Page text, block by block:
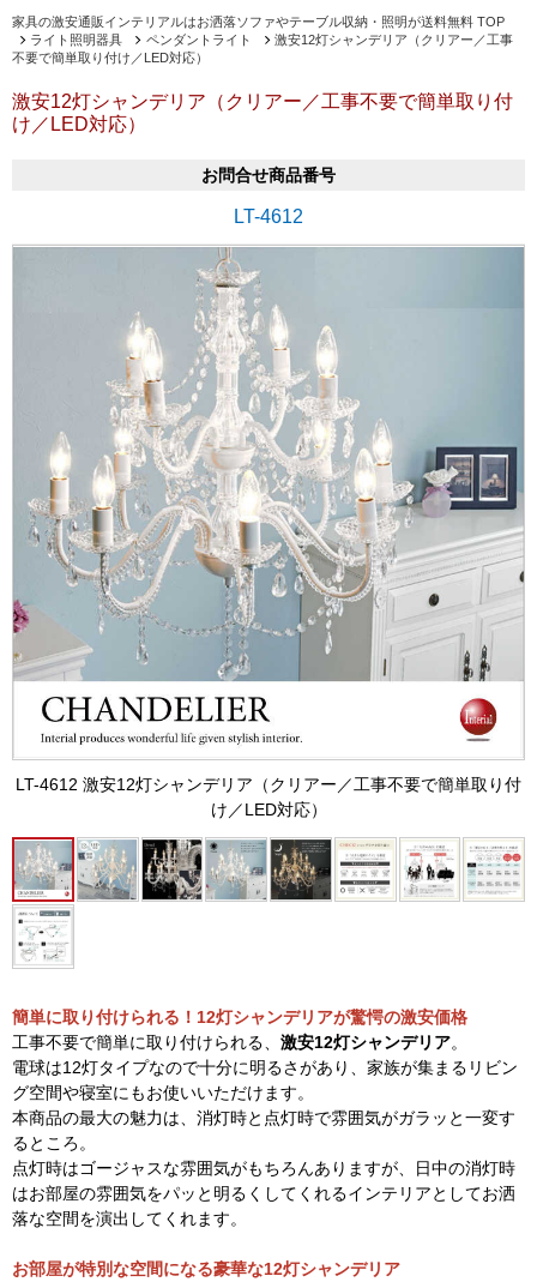
家具の激安通販インテリアルはお洒落ソファやテーブル収納・照明が送料無料 TOP
ライト照明器具
ペンダントライト
激安12灯シャンデリア（クリアー／工事
不要で簡単取り付け／LED対応）
激安12灯シャンデリア（クリアー／工事不要で簡単取り付
け／LED対応）
お問合せ商品番号
LT-4612
LT-4612 激安12灯シャンデリア（クリアー／工事不要で簡単取り付
け／LED対応）
簡単に取り付けられる！12灯シャンデリアが驚愕の激安価格
工事不要で簡単に取り付けられる、 激安12灯シャンデリア。
電球は12灯タイプなので十分に明るさがあり、家族が集まるリビン
グ空間や寝室にもお使いいただけます。
本商品の最大の魅力は、消灯時と点灯時で雰囲気がガラッと一変す
るところ。
点灯時はゴージャスな雰囲気がもちろんありますが、日中の消灯時
はお部屋の雰囲気をパッと明るくしてくれるインテリアとしてお洒
落な空間を演出してくれます。
お部屋が特別な空間になる豪華な12灯シャンデリア